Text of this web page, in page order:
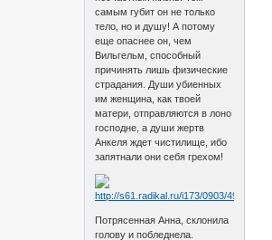
самым губит он не только
тело, но и душу! А потому
еще опаснее он, чем
Вильгельм, способный
причинять лишь физические
страдания. Души убиенных
им женщина, как твоей
матери, отправляются в лоно
господне, а души жертв
Анкеля ждет чистилище, ибо
запятнали они себя грехом!
Потрясенная Анна, склонила
голову и побледнела.